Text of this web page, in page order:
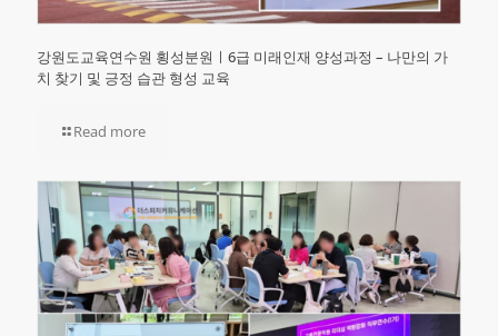
강원도교육연수원 횡성분원ㅣ6급 미래인재 양성과정 – 나만의 가
치 찾기 및 긍정 습관 형성 교육
Read more